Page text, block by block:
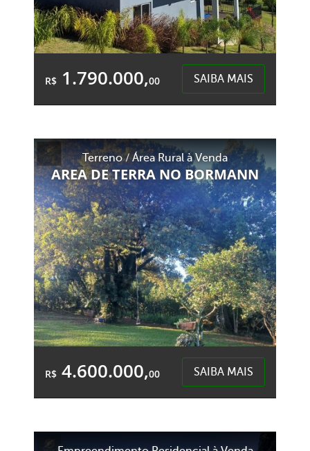
R$ 1.790.000,00 SAIBA MAIS
Área Total:
1.000,00m²
Área Privativa:
258,88m²
Colonia BAcia - Cordilheira Alta
Terreno / Área Rural à Venda
AREA DE TERRA NO BORMANN
R$ 4.600.000,00 SAIBA MAIS
20.000,00m²
20.000,00m²